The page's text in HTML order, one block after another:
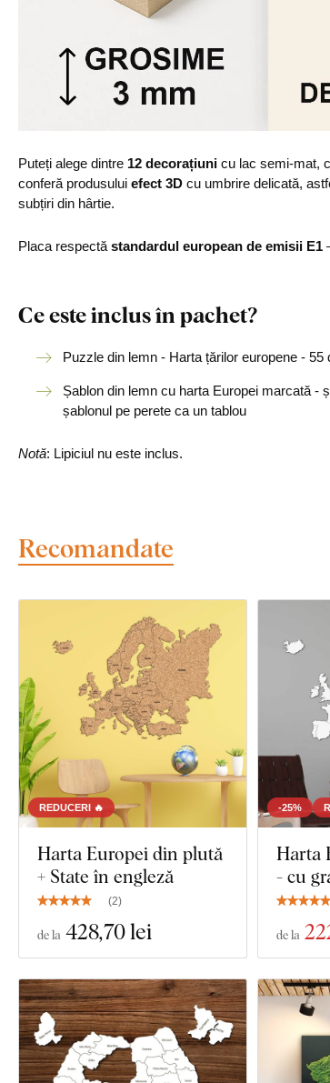
Puteți alege dintre 12 decorațiuni cu lac semi-mat,
conferă produsului efect 3D cu umbrire delicată,
subțiri din hârtie.
Placa respectă standardul european de emisii E1
Ce este inclus în pachet?
Puzzle din lemn - Harta țărilor europene - 55
Șablon din lemn cu harta Europei marcată -
șablonul pe perete ca un tablou
Notă: Lipiciul nu este inclus.
Recomandate
REDUCERI 🔥
Harta Europei din plută
+ State în engleză
(2)
de la 428,70 lei
-25%
Harta
- cu
de la